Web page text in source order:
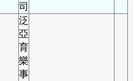
司
泛
亞
育
樂
事